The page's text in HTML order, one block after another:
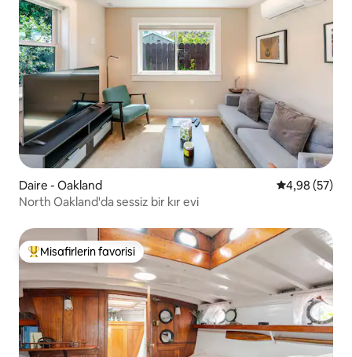
Daire - Oakland 5 üzerinden
4,98 (57)
North Oakland'da sessiz bir kır evi
Misafirlerin favorilerinden en beğenilenler arasında
Misafirlerin favorisi